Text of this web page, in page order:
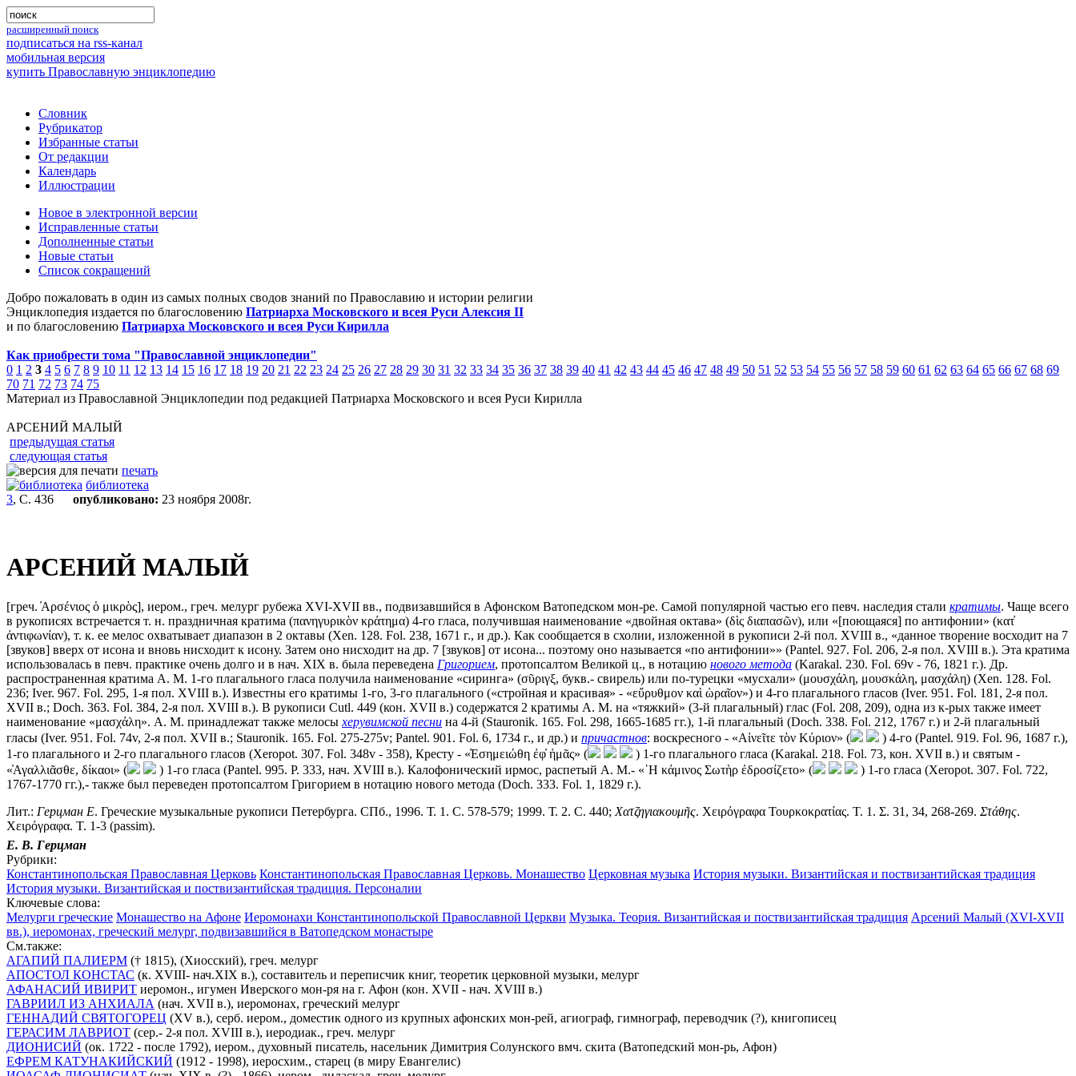
расширенный поиск
подписаться на rss-канал
мобильная версия
купить Православную энциклопедию
Словник
Рубрикатор
Избранные статьи
От редакции
Календарь
Иллюстрации
Новое в электронной версии
Исправленные статьи
Дополненные статьи
Новые статьи
Список сокращений
Добро пожаловать в один из самых полных сводов знаний по Православию и истории религии
Энциклопедия издается по благословению Патриарха Московского и всея Руси Алексия II
и по благословению Патриарха Московского и всея Руси Кирилла
Как приобрести тома "Православной энциклопедии"
0 1 2 3 4 5 6 7 8 9 10 11 12 13 14 15 16 17 18 19 20 21 22 23 24 25 26 27 28 29 30 31 32 33 34 35 36 37 38 39 40 41 42 43 44 45 46 47 48 49 50 51 52 53 54 55 56 57 58 59 60 61 62 63 64 65 66 67 68 69
70 71 72 73 74 75
Материал из Православной Энциклопедии под редакцией Патриарха Московского и всея Руси Кирилла
АРСЕНИЙ МАЛЫЙ
предыдущая статья
следующая статья
печать
библиотека
3, С. 436 опубликовано: 23 ноября 2008г.
АРСЕНИЙ МАЛЫЙ
[греч. ̓Αρσένιος ὁ μικρὸς], иером., греч. мелург рубежа XVI-XVII вв., подвизавшийся в Афонском Ватопедском мон-ре. Самой популярной частью его певч. наследия стали кратимы. Чаще всего
в рукописях встречается т. н. праздничная кратима (πανηγυρικὸν κράτημα) 4-го гласа, получившая наименование «двойная октава» (δὶς διαπασῶν), или «[поющаяся] по антифонии» (κατ̓
ἀντιφωνίαν), т. к. ее мелос охватывает диапазон в 2 октавы (Xen. 128. Fol. 238, 1671 г., и др.). Как сообщается в схолии, изложенной в рукописи 2-й пол. XVIII в., «данное творение восходит на 7
[звуков] вверх от исона и вновь нисходит к исону. Затем оно нисходит на др. 7 [звуков] от исона... поэтому оно называется «по антифонии»» (Pantel. 927. Fol. 206, 2-я пол. XVIII в.). Эта кратима
использовалась в певч. практике очень долго и в нач. XIX в. была переведена Григорием, протопсалтом Великой ц., в нотацию нового метода (Karakal. 230. Fol. 69v - 76, 1821 г.). Др.
распространенная кратима А. М. 1-го плагального гласа получила наименование «сиринга» (σῦριγξ, букв.- свирель) или по-турецки «мусхали» (μουσχάλη, μουσκάλη, μασχάλη) (Xen. 128. Fol.
236; Iver. 967. Fol. 295, 1-я пол. XVIII в.). Известны его кратимы 1-го, 3-го плагального («стройная и красивая» - «εὔρυθμον καὶ ὡραῖον») и 4-го плагального гласов (Iver. 951. Fol. 181, 2-я пол.
XVII в.; Doch. 363. Fol. 384, 2-я пол. XVIII в.). В рукописи Cutl. 449 (кон. XVII в.) содержатся 2 кратимы А. М. на «тяжкий» (3-й плагальный) глас (Fol. 208, 209), одна из к-рых также имеет
наименование «μασχάλη». А. М. принадлежат также мелосы херувимской песни на 4-й (Stauronik. 165. Fol. 298, 1665-1685 гг.), 1-й плагальный (Doch. 338. Fol. 212, 1767 г.) и 2-й плагальный
гласы (Iver. 951. Fol. 74v, 2-я пол. XVII в.; Stauronik. 165. Fol. 275-275v; Pantel. 901. Fol. 6, 1734 г., и др.) и причастнов: воскресного - «Αἰνεῖτε τὸν Κύριον» (
) 4-го (Pantel. 919. Fol. 96, 1687 г.),
1-го плагального и 2-го плагального гласов (Xeropot. 307. Fol. 348v - 358), Кресту - «̓Εσημειώθη ἐφ̓ ἡμᾶς» (
) 1-го плагального гласа (Karakal. 218. Fol. 73, кон. XVII в.) и святым -
«̓Αγαλλιᾶσθε, δίκαοι» (
) 1-го гласа (Pantel. 995. P. 333, нач. XVIII в.). Калофонический ирмос, распетый А. М.- «῾Η κάμινος Σωτὴρ ἐδροσίζετο» (
) 1-го гласа (Xeropot. 307. Fol. 722,
1767-1770 гг.),- также был переведен протопсалтом Григорием в нотацию нового метода (Doch. 333. Fol. 1, 1829 г.).
Лит.: Герцман Е. Греческие музыкальные рукописи Петербурга. СПб., 1996. Т. 1. С. 578-579; 1999. Т. 2. С. 440; Χατζηγιακουμῆς. Χειρόγραφα Τουρκοκρατίας. Τ. 1. Σ. 31, 34, 268-269. Στάθης.
Χειρόγραφα. Τ. 1-3 (passim).
Е. В. Герцман
Рубрики:
Константинопольская Православная Церковь Константинопольская Православная Церковь. Монашество Церковная музыка История музыки. Византийская и поствизантийская традиция
История музыки. Византийская и поствизантийская традиция. Персоналии
Ключевые слова:
Мелурги греческие Монашество на Афоне Иеромонахи Константинопольской Православной Церкви Музыка. Теория. Византийская и поствизантийская традиция Арсений Малый (XVI-XVII
вв.), иеромонах, греческий мелург, подвизавшийся в Ватопедском монастыре
См.также:
АГАПИЙ ПАЛИЕРМ († 1815), (Хиосский), греч. мелург
АПОСТОЛ КОНСТАС (к. XVIII- нач.XIX в.), составитель и переписчик книг, теоретик церковной музыки, мелург
АФАНАСИЙ ИВИРИТ иеромон., игумен Иверского мон-ря на г. Афон (кон. XVII - нач. XVIII в.)
ГАВРИИЛ ИЗ АНХИАЛА (нач. XVII в.), иеромонах, греческий мелург
ГЕННАДИЙ СВЯТОГОРЕЦ (XV в.), серб. иером., доместик одного из крупных афонских мон-рей, агиограф, гимнограф, переводчик (?), книгописец
ГЕРАСИМ ЛАВРИОТ (сер.- 2-я пол. XVIII в.), иеродиак., греч. мелург
ДИОНИСИЙ (ок. 1722 - после 1792), иером., духовный писатель, насельник Димитрия Солунского вмч. скита (Ватопедский мон-рь, Афон)
ЕФРЕМ КАТУНАКИЙСКИЙ (1912 - 1998), иеросхим., старец (в миру Евангелис)